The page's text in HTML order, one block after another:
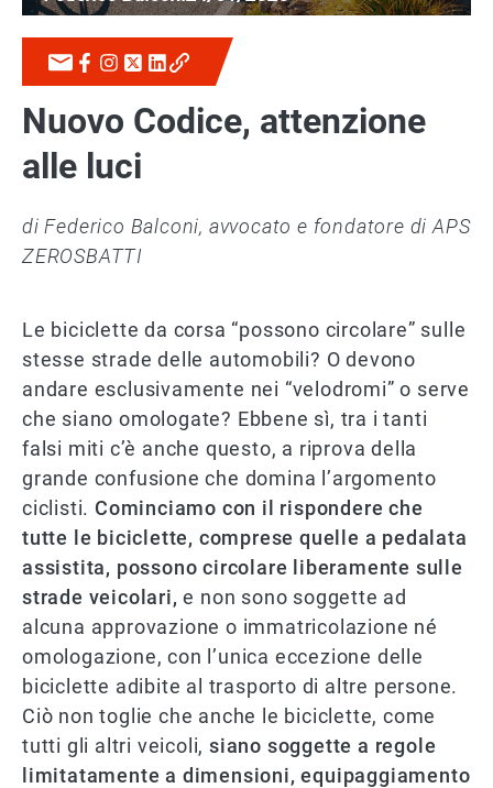
Nuovo Codice, attenzione
alle luci
di Federico Balconi, avvocato e fondatore di APS
ZEROSBATTI
Le biciclette da corsa “possono circolare” sulle
stesse strade delle automobili? O devono
andare esclusivamente nei “velodromi” o serve
che siano omologate? Ebbene sì, tra i tanti
falsi miti c’è anche questo, a riprova della
grande confusione che domina l’argomento
ciclisti. Cominciamo con il rispondere che
tutte le biciclette, comprese quelle a pedalata
assistita, possono circolare liberamente sulle
strade veicolari, e non sono soggette ad
alcuna approvazione o immatricolazione né
omologazione, con l’unica eccezione delle
biciclette adibite al trasporto di altre persone.
Ciò non toglie che anche le biciclette, come
tutti gli altri veicoli,siano soggette a regole
limitatamente a dimensioni, equipaggiamento